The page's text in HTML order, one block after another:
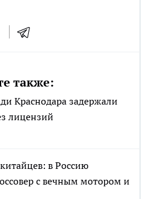
также:
Краснодара задержали
лицензий
в Россию
с вечным мотором и